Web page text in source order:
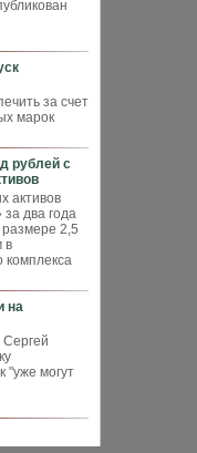
за счет
марок
рублей с
активов
два года
2,5
в
на
"уже могут